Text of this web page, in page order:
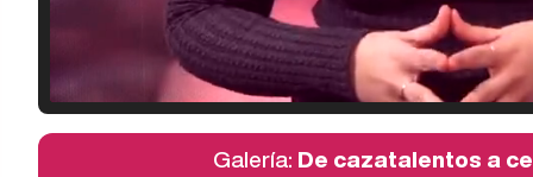
Galería: De cazatalentos a